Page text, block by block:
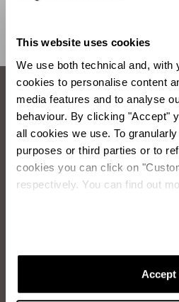
This website uses cookies
We use both technical and, with
cookies to personalise content
media features and to analyse
behaviour. By clicking "Accept"
all cookies we use. To
purposes or third parties or to
cookies you can click on
respectively. You can find out
Accept
Comment prendre soin
Aquazzura.
BROSSAGE DU DAIM
Tout d’abord, prendre la brosse en
l’aide de mouvements circulaires.